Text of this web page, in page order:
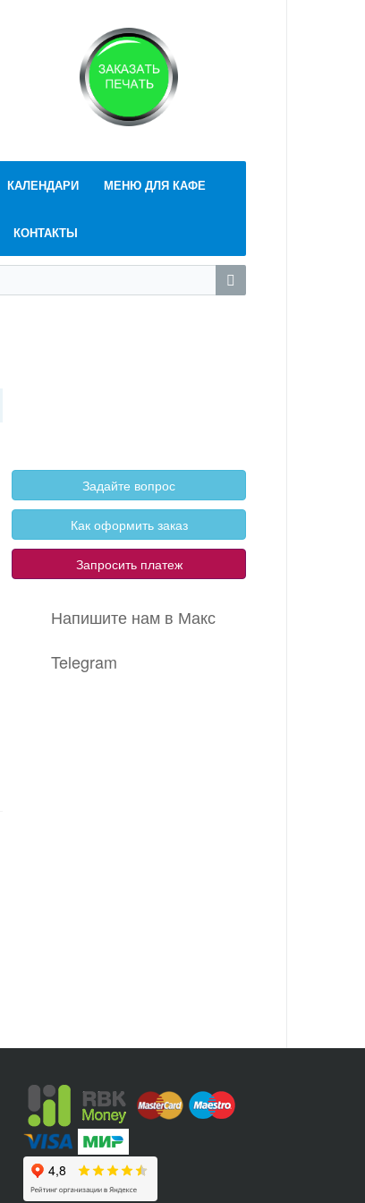
КАЛЕНДАРИ МЕНЮ ДЛЯ КАФЕ
КОНТАКТЫ
Задайте вопрос
Как оформить заказ
Запросить платеж
Напишите нам в Макс
Telegram